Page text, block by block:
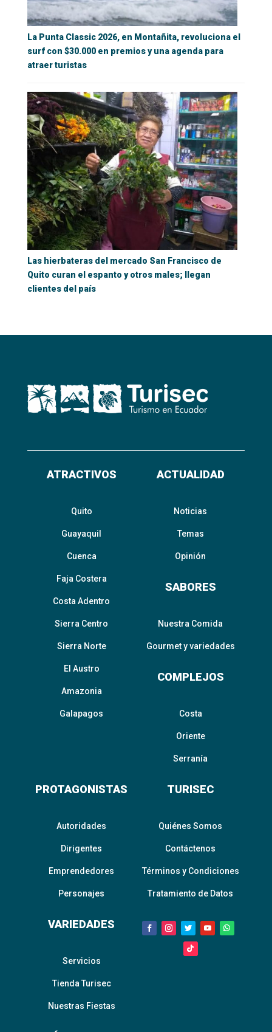
La Punta Classic 2026, en Montañita, revoluciona el
surf con $30.000 en premios y una agenda para
atraer turistas
Las hierbateras del mercado San Francisco de
Quito curan el espanto y otros males; llegan
clientes del país
ATRACTIVOS
Quito
Guayaquil
Cuenca
Faja Costera
Costa Adentro
Sierra Centro
Sierra Norte
El Austro
Amazonia
Galapagos
ACTUALIDAD
Noticias
Temas
Opinión
SABORES
Nuestra Comida
Gourmet y variedades
COMPLEJOS
Costa
Oriente
Serranía
PROTAGONISTAS
Autoridades
Dirigentes
Emprendedores
Personajes
VARIEDADES
Servicios
Tienda Turisec
Nuestras Fiestas
TURISEC
Quiénes Somos
Contáctenos
Términos y Condiciones
Tratamiento de Datos